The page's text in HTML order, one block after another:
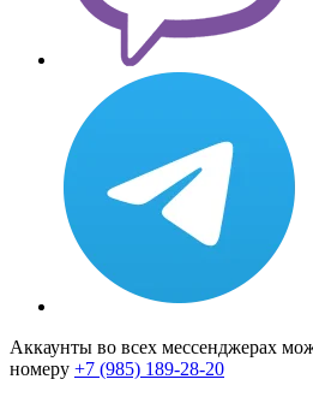
Аккаунты во всех мессенджерах
номеру +7 (985) 189-28-20